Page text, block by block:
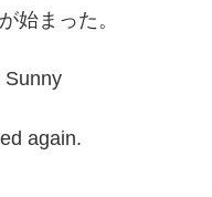
始まった。
Sunny
again.